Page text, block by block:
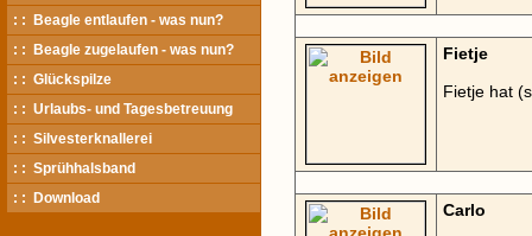
: : Beagle entlaufen - was nun?
: : Beagle zugelaufen - was nun?
: : Glückspilze
: : Urlaubs- und Tagesbetreuung
: : Silvesterknallerei
: : Sprühhalsband
: : Download
Fietje
Fietje hat
Carlo